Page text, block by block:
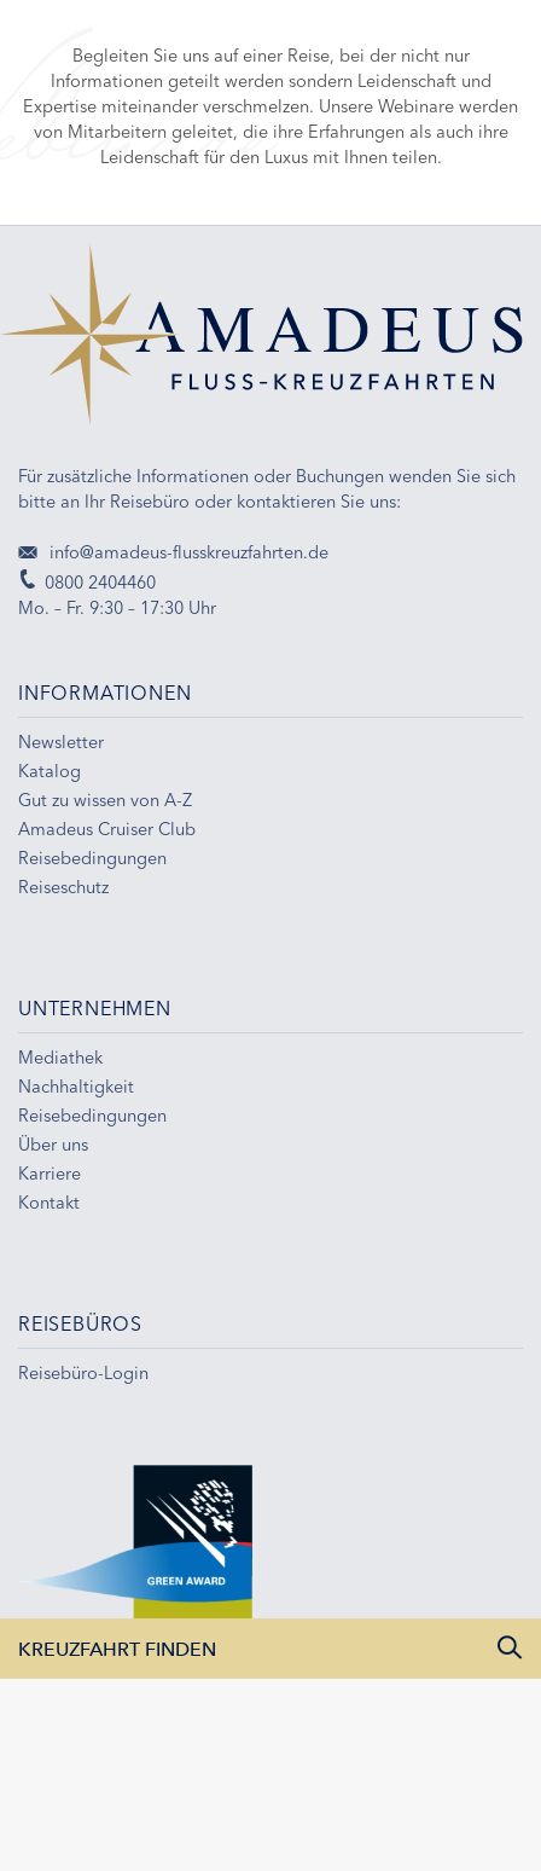
Begleiten Sie uns auf einer Reise, bei der nicht nur
Informationen geteilt werden sondern Leidenschaft und
Expertise miteinander verschmelzen. Unsere Webinare werden
von Mitarbeitern geleitet, die ihre Erfahrungen als auch ihre
Leidenschaft für den Luxus mit Ihnen teilen.
Für zusätzliche Informationen oder Buchungen wenden Sie sich
bitte an Ihr Reisebüro oder kontaktieren Sie uns:
info@amadeus-flusskreuzfahrten.de
0800 2404460
Mo. – Fr. 9:30 – 17:30 Uhr
INFORMATIONEN
Newsletter
Katalog
Gut zu wissen von A-Z
Amadeus Cruiser Club
Reisebedingungen
Reiseschutz
UNTERNEHMEN
Mediathek
Nachhaltigkeit
Reisebedingungen
Über uns
Karriere
Kontakt
REISEBÜROS
Reisebüro-Login
KREUZFAHRT FINDEN